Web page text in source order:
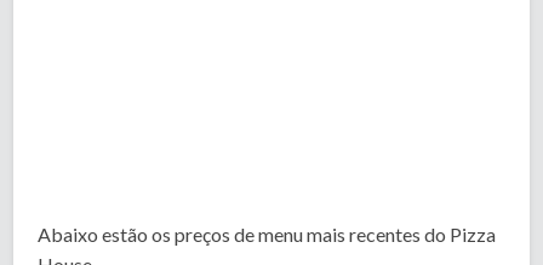
Abaixo estão os preços de menu mais recentes do Pizza